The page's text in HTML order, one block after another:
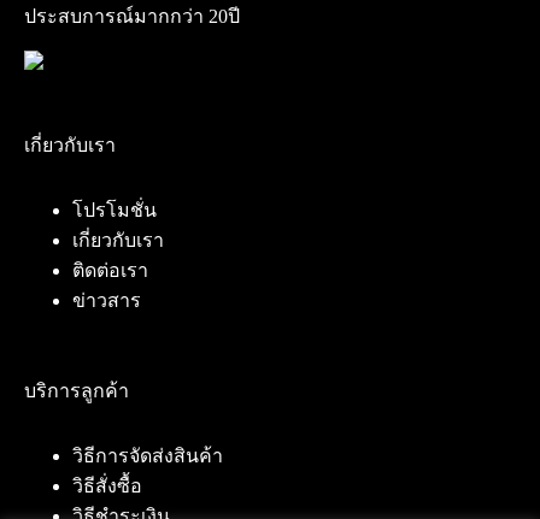
ประสบการณ์มากกว่า 20ปี
เกี่ยวกับเรา
โปรโมชั่น
เกี่ยวกับเรา
ติดต่อเรา
ข่าวสาร
บริการลูกค้า
วิธีการจัดส่งสินค้า
วิธีสั่งซื้อ